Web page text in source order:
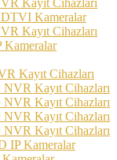
Kameralar
Kayıt Cihazları
Kayıt Cihazları
Kayıt Cihazları
Kayıt Cihazları
Kayıt Cihazları
Kayıt Cihazları
IP Kameralar